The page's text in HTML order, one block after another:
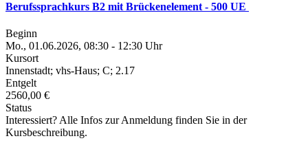
Berufssprachkurs B2 mit Brückenelement - 500 UE
Beginn
Mo., 01.06.2026, 08:30 - 12:30 Uhr
Kursort
Innenstadt; vhs-Haus; C; 2.17
Entgelt
2560,00 €
Status
Interessiert? Alle Infos zur Anmeldung finden Sie in der
Kursbeschreibung.